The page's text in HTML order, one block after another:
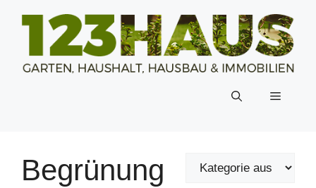
Inhalt
Menü
Begrünung